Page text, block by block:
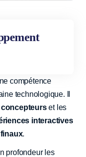
compétence
technologique. Il
concepteurset les
interactives
.
profondeur les